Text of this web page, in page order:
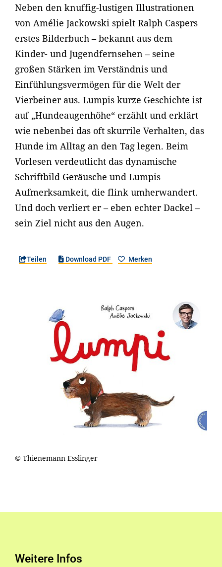
Neben den knuffig-lustigen Illustrationen
von Amélie Jackowski spielt Ralph Caspers
erstes Bilderbuch – bekannt aus dem
Kinder- und Jugendfernsehen – seine
großen Stärken im Verständnis und
Einfühlungsvermögen für die Welt der
Vierbeiner aus. Lumpis kurze Geschichte ist
auf „Hundeaugenhöhe“ erzählt und erklärt
wie nebenbei das oft skurrile Verhalten, das
Hunde im Alltag an den Tag legen. Beim
Vorlesen verdeutlicht das dynamische
Schriftbild Geräusche und Lumpis
Aufmerksamkeit, die flink umherwandert.
Und doch verliert er – eben echter Dackel –
sein Ziel nicht aus den Augen.
Teilen Download PDF Merken
© Thienemann Esslinger
Weitere Infos